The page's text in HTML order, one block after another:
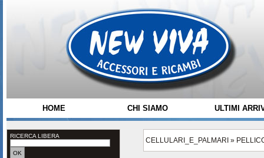
HOME CHI SIAMO ULTIMI
RICERCA LIBERA
CELLULARI_E_PALMARI »